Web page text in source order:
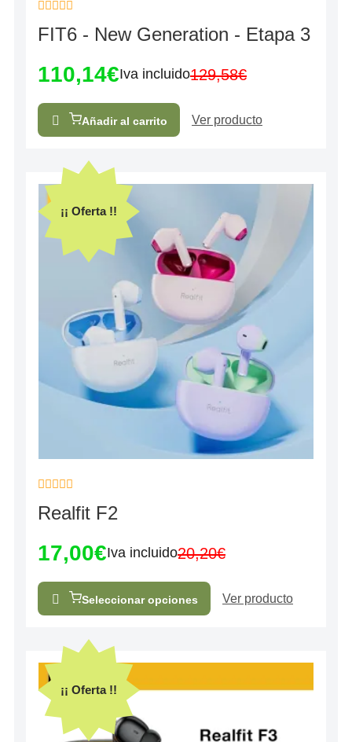
con
5
FIT6 - New Generation - Etapa 3
129,58€
110,14€Iva incluido
Añadir al carrito Ver producto
¡¡ Oferta !!
con
5
Realfit F2
20,20€
17,00€Iva incluido
Seleccionar opciones Ver producto
¡¡ Oferta !!